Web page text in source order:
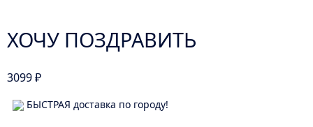
ХОЧУ ПОЗДРАВИТЬ
3099₽
БЫСТРАЯ доставка по городу!